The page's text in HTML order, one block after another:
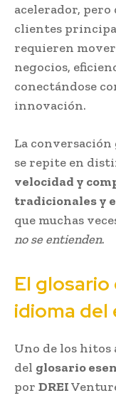
acelerador, pero
clientes
requieren
negocios,
conectándose
innovación.
La
se repite en
velocidad y
tradicionales y
que muchas
no se entienden.
El glosario
idioma del
Uno de los hitos
del glosario
por DREI